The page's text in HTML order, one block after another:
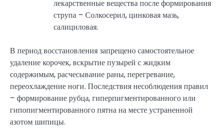
лекарственные вещества после формирования
струпа – Солкосерил, цинковая мазь,
салициловая.
В период восстановления запрещено самостоятельное
удаление корочек, вскрытие пузырей с жидким
содержимым, расчесывание раны, перегревание,
переохлаждение ноги. Последствия несоблюдения правил
– формирование рубца, гиперпигментированного или
гипопигментированного пятна на месте устраненной
азотом шипицы.